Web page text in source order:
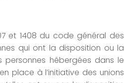
et 1408 du code général des
qui ont la disposition ou la
hébergées dans le
place à l’initiative des unions